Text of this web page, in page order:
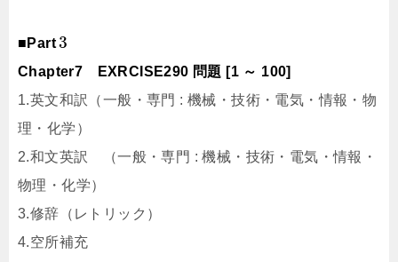
■Part 3
Chapter7 EXRCISE290 問題 [1 ～ 100]
1.英文和訳（一般・専門 : 機械・技術・電気・情報・物
理・化学）
2.和文英訳 （一般・専門 : 機械・技術・電気・情報・
物理・化学）
3.修辞（レトリック）
4.空所補充